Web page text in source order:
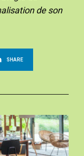
de son
SHARE